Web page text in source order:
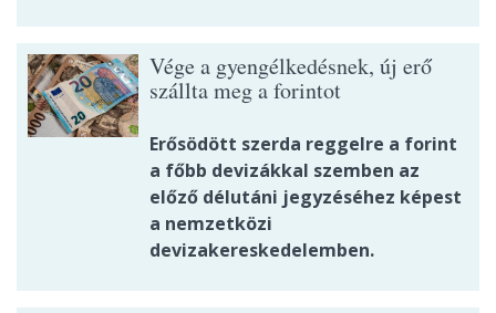
Vége a gyengélkedésnek, új erő
szállta meg a forintot
Erősödött szerda reggelre a forint
a főbb devizákkal szemben az
előző délutáni jegyzéséhez képest
a nemzetközi
devizakereskedelemben.